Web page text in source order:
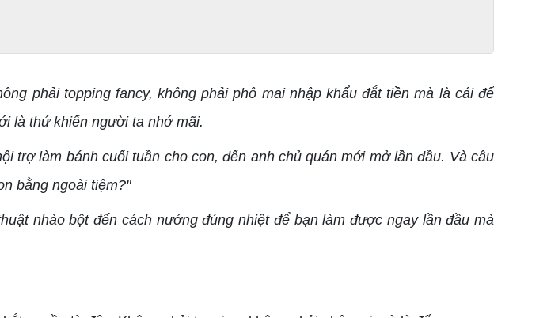
phải topping fancy, không phải phô mai nhập khẩu đắt tiền mà là cái đế
là thứ khiến người ta nhớ mãi.
trợ làm bánh cuối tuần cho con, đến anh chủ quán mới mở lần đầu. Và câu
bằng ngoài tiệm?"
nhào bột đến cách nướng đúng nhiệt để bạn làm được ngay lần đầu mà